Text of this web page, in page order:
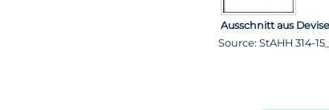
Ausschnitt aus
Source: StAHH 314-